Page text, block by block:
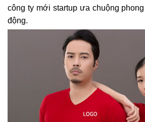
công ty mới startup ưa chuộng
động.